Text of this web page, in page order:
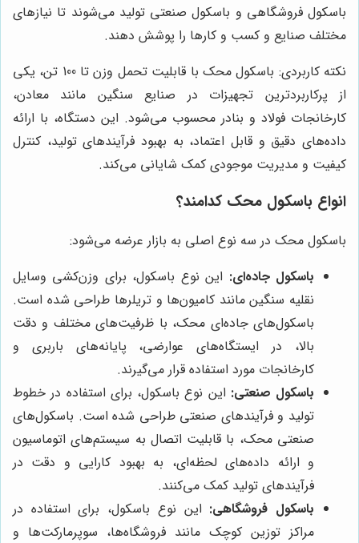
باسکول فروشگاهی و باسکول صنعتی تولید می‌شوند تا نیازهای
مختلف صنایع و کسب و کارها را پوشش دهند.
نکته کاربردی: باسکول محک با قابلیت تحمل وزن تا 100 تن، یکی
از پرکاربردترین تجهیزات در صنایع سنگین مانند معادن،
کارخانجات فولاد و بنادر محسوب می‌شود. این دستگاه، با ارائه
داده‌های دقیق و قابل اعتماد، به بهبود فرآیندهای تولید، کنترل
کیفیت و مدیریت موجودی کمک شایانی می‌کند.
انواع باسکول محک کدامند؟
باسکول محک در سه نوع اصلی به بازار عرضه می‌شود:
باسکول جاده‌ای: این نوع باسکول، برای وزن‌کشی وسایل
نقلیه سنگین مانند کامیون‌ها و تریلرها طراحی شده است.
باسکول‌های جاده‌ای محک، با ظرفیت‌های مختلف و دقت
بالا، در ایستگاه‌های عوارضی، پایانه‌های باربری و
کارخانجات مورد استفاده قرار می‌گیرند.
باسکول صنعتی: این نوع باسکول، برای استفاده در خطوط
تولید و فرآیندهای صنعتی طراحی شده است. باسکول‌های
صنعتی محک، با قابلیت اتصال به سیستم‌های اتوماسیون
و ارائه داده‌های لحظه‌ای، به بهبود کارایی و دقت در
فرآیندهای تولید کمک می‌کنند.
باسکول فروشگاهی: این نوع باسکول، برای استفاده در
مراکز توزین کوچک مانند فروشگاه‌ها، سوپرمارکت‌ها و